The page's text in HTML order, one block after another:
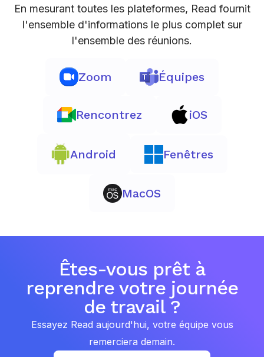
En mesurant toutes les plateformes, Read fournit
l'ensemble d'informations le plus complet sur
l'ensemble des réunions.
Zoom Équipes
Rencontrez iOS
Android Fenêtres
MacOS
Êtes-vous prêt à
reprendre votre journée
de travail ?
Essayez Read aujourd'hui, votre équipe vous
remerciera demain.